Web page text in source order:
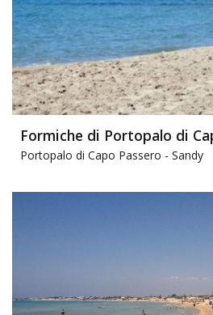
Portopalo di Capo Passero - Sandy